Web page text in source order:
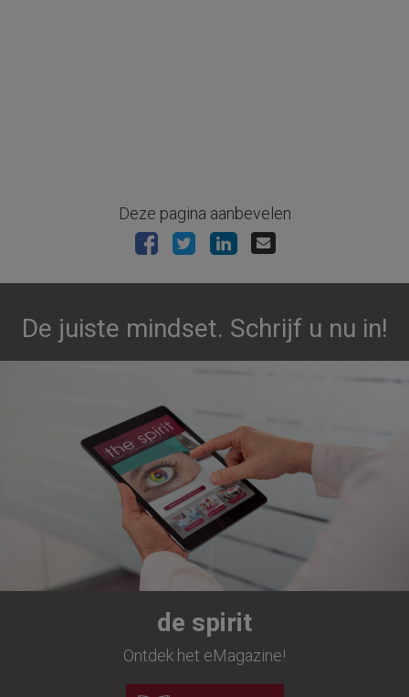
Deze pagina aanbevelen
De juiste mindset. Schrijf u nu in!
de spirit
Ontdek het eMagazine!